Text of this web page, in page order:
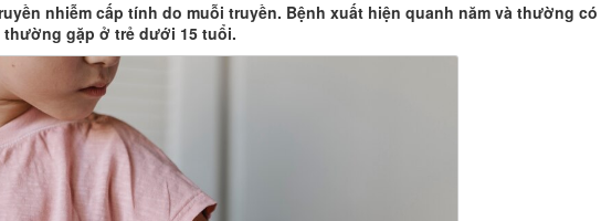
nhiễm cấp tính do muỗi truyền. Bệnh xuất hiện quanh năm và thường
gặp ở trẻ dưới 15 tuổi.